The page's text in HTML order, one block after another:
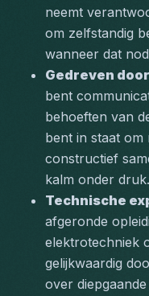
neemt
om zelfstandig
wanneer dat
Gedreven
bent
behoeften van
bent in staat om
constructief
kalm onder druk.
Technische
afgeronde
elektrotechniek
gelijkwaardig
over